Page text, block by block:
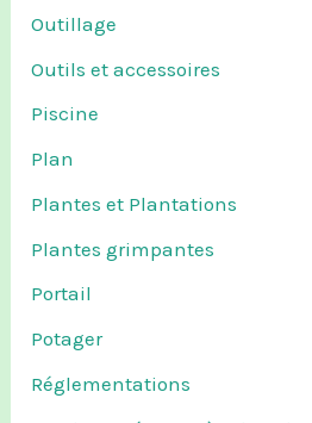
Outillage
Outils et accessoires
Piscine
Plan
Plantes et Plantations
Plantes grimpantes
Portail
Potager
Réglementations